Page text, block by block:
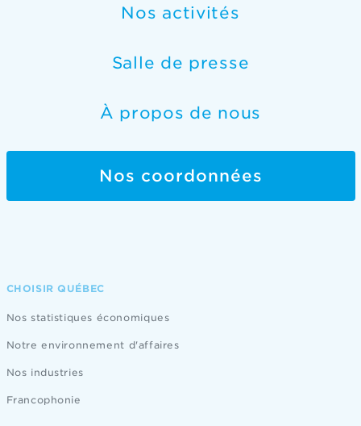
Nos activités
Salle de presse
À propos de nous
Nos coordonnées
CHOISIR QUÉBEC
Nos statistiques économiques
Notre environnement d'affaires
Nos industries
Francophonie